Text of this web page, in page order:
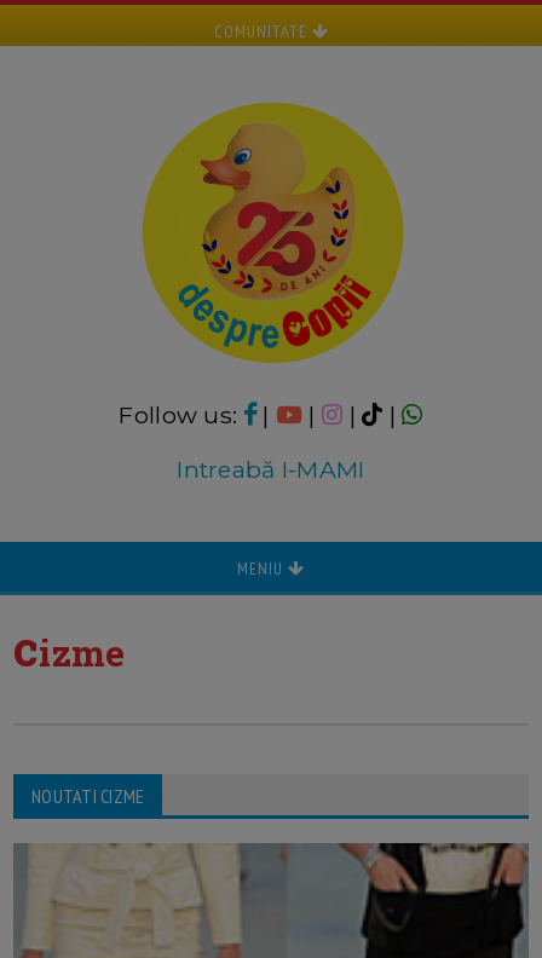
COMUNITATE
Follow us: | | |
|
Intreabă I-MAMI
MENIU
cizme
NOUTATI CIZME